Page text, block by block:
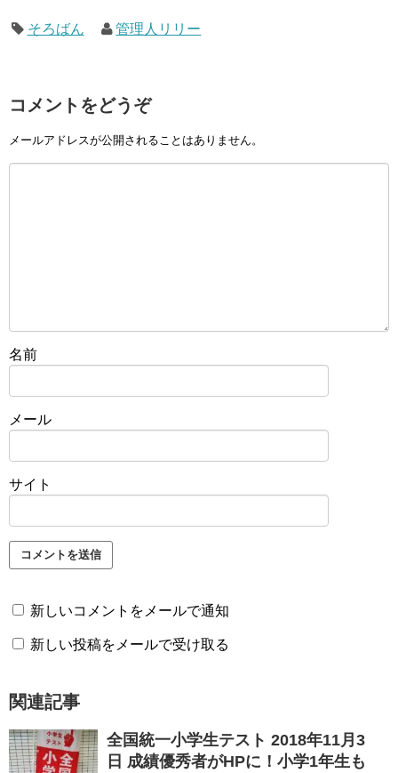
そろばん 管理人リリー
コメントをどうぞ
メールアドレスが公開されることはありません。
名前
メール
サイト
新しいコメントをメールで通知
新しい投稿をメールで受け取る
関連記事
全国統一小学生テスト 2018年11月3
日 成績優秀者がHPに！小学1年生も